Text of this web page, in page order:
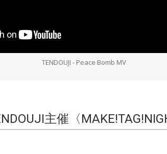
TENDOUJI - Peace Bomb MV
主催〈